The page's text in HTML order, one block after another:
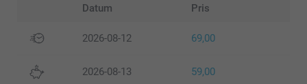
Datum Pris
2026-08-12 69,00
2026-08-13 59,00